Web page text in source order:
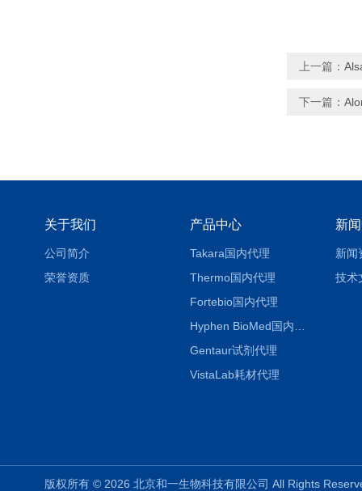
上一篇：
下一篇：
关于我们
公司简介
荣誉资质
产品中心
Takara国内代理
Thermo国内代理
Fortebio国内代理
Gentaur试剂代理
VistaLab耗材代理
新
新闻
技术
版权所有 © 2026 北京和一生物科技有限公司 All Rights